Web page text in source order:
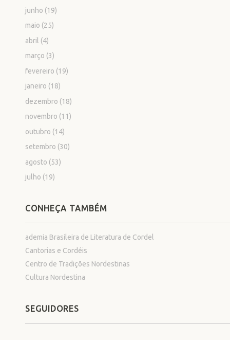
junho (19)
maio (25)
abril (4)
março (3)
fevereiro (19)
janeiro (18)
dezembro (18)
novembro (11)
outubro (14)
setembro (30)
agosto (53)
julho (19)
CONHEÇA TAMBÉM
ademia Brasileira de Literatura de Cordel
Cantorias e Cordéis
Centro de Tradições Nordestinas
Cultura Nordestina
SEGUIDORES